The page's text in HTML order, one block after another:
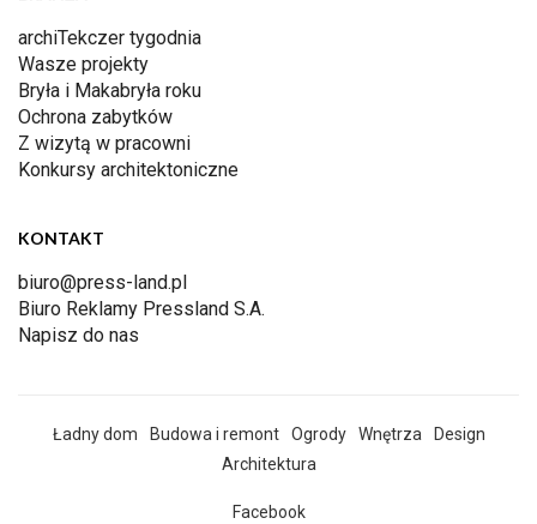
archiTekczer tygodnia
Wasze projekty
Bryła i Makabryła roku
Ochrona zabytków
Z wizytą w pracowni
Konkursy architektoniczne
KONTAKT
biuro@press-land.pl
Biuro Reklamy Pressland S.A.
Napisz do nas
Ładny dom Budowa i remont Ogrody Wnętrza
Design
Architektura
Facebook